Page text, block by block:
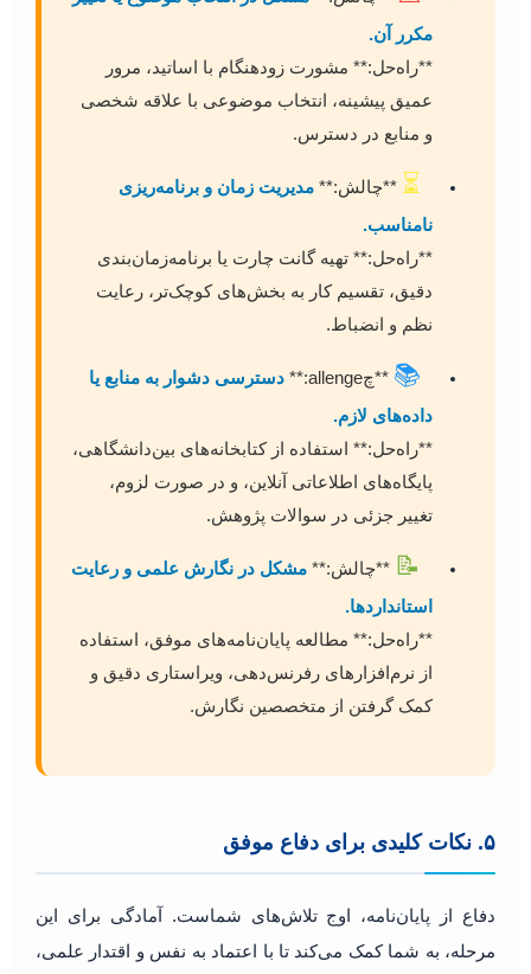
مکرر آن.
**راه‌حل:** مشورت زودهنگام با اساتید، مرور
عمیق پیشینه، انتخاب موضوعی با علاقه شخصی
و منابع در دسترس.
⏳ **چالش:** مدیریت زمان و برنامه‌ریزی
نامناسب.
**راه‌حل:** تهیه گانت چارت یا برنامه‌زمان‌بندی
دقیق، تقسیم کار به بخش‌های کوچک‌تر، رعایت
نظم و انضباط.
📚 **چallenge:**
دسترسی دشوار به منابع یا
داده‌های لازم.
**راه‌حل:** استفاده از کتابخانه‌های بین‌دانشگاهی،
پایگاه‌های اطلاعاتی آنلاین، و در صورت لزوم،
تغییر جزئی در سوالات پژوهش.
📝 **چالش:** مشکل در نگارش علمی و رعایت
استانداردها.
**راه‌حل:** مطالعه پایان‌نامه‌های موفق، استفاده
از نرم‌افزارهای رفرنس‌دهی، ویراستاری دقیق و
کمک گرفتن از متخصصین نگارش.
۵. نکات کلیدی برای دفاع موفق
دفاع از پایان‌نامه، اوج تلاش‌های شماست. آمادگی برای این
مرحله، به شما کمک می‌کند تا با اعتماد به نفس و اقتدار علمی،